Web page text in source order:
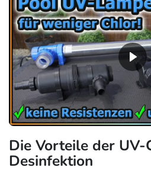
Die Vorteile der UV-
Desinfektion